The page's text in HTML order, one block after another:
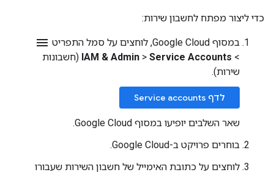
כדי ליצור מפתח לחשבון שירות:
במסוף Google Cloud, לוחצים על סמל התפריט menu
>
IAM & Admin > Service Accounts
(חשבונות
שירות).
לדף Service accounts
שאר השלבים יופיעו במסוף Google Cloud.
בוחרים פרויקט ב-Google Cloud.
לוחצים על כתובת האימייל של חשבון השירות שעבורו